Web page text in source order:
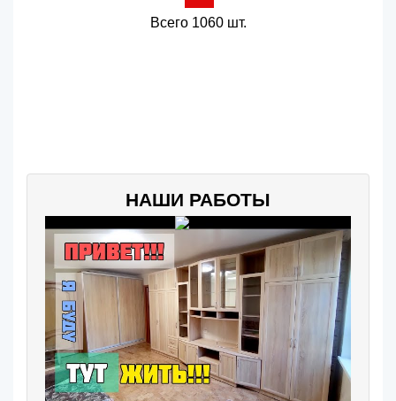
Всего 1060 шт.
НАШИ РАБОТЫ